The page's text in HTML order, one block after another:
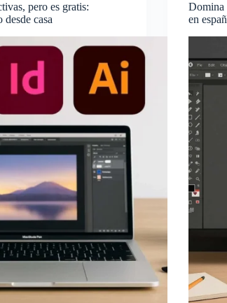
pero es gratis:
casa
Domina
en